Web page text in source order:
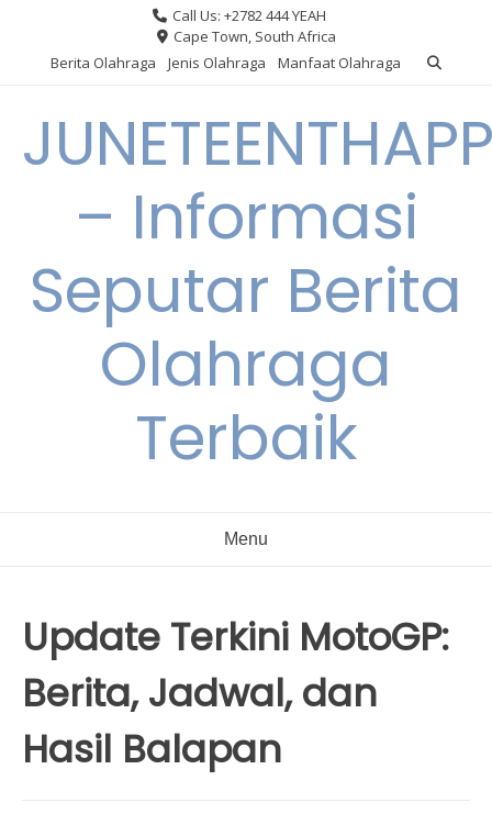
content
Call Us: +2782 444 YEAH
Cape Town, South Africa
Berita Olahraga
Jenis Olahraga Manfaat Olahraga
– Informasi
Seputar Berita
Olahraga
Terbaik
Menu
Update Terkini MotoGP:
Berita, Jadwal, dan
Hasil Balapan